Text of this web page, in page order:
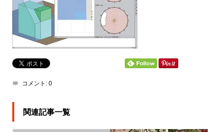
コメント: 0
関連記事一覧